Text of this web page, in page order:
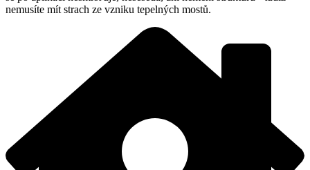
nemusíte mít strach ze vzniku tepelných mostů.